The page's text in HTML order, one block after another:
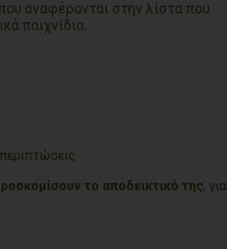
αναφέρονται στην λίστα που
παιχνίδια.
το αποδεικτικό της, για